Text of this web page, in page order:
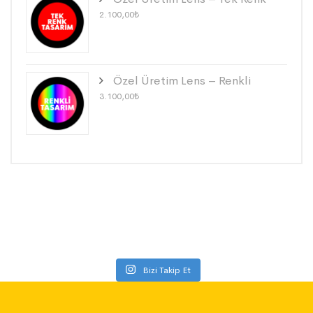
2.100,00₺
Özel Üretim Lens – Renkli
3.100,00₺
Bizi Takip Et